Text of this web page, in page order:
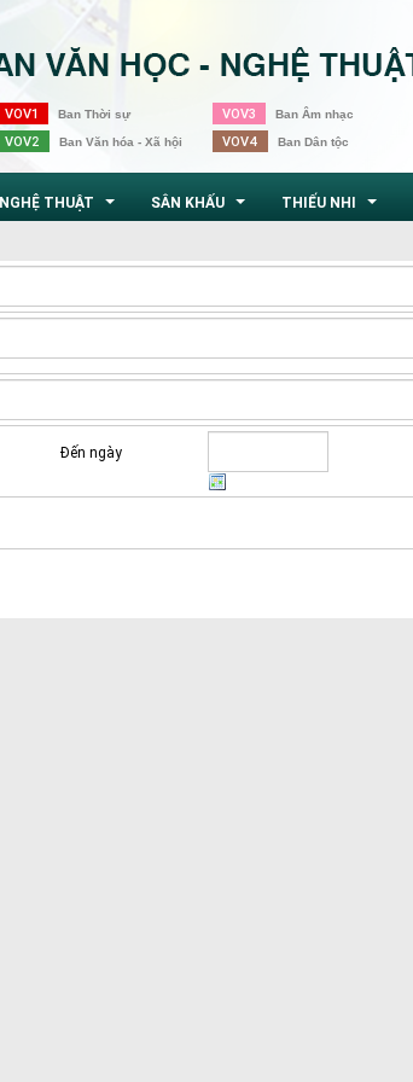
VOV1 Ban Thời sự
VOV2 Ban Văn hóa - Xã hội
VOV3 Ban Âm nhạc
VOV4 Ban Dân tộc
NGHỆ THUẬT SÂN KHẤU THIẾU NHI
Đến ngày